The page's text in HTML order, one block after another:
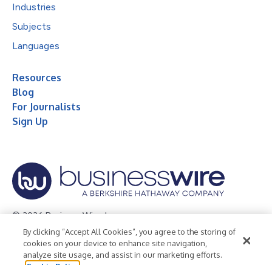
Industries
Subjects
Languages
Resources
Blog
For Journalists
Sign Up
© 2026 Business Wire, Inc.
Privacy Policy Cookie Policy
Accessibility Statement
Terms of Use
Legal
By clicking “Accept All Cookies”, you agree to the storing of
cookies on your device to enhance site navigation,
analyze site usage, and assist in our marketing efforts.